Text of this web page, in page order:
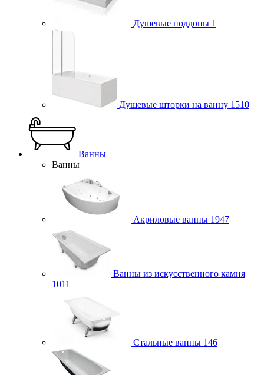
Душевые поддоны 1
Душевые шторки на ванну 1510
Ванны
Ванны
Акриловые ванны 1947
Ванны из искусственного камня
1011
Стальные ванны 146